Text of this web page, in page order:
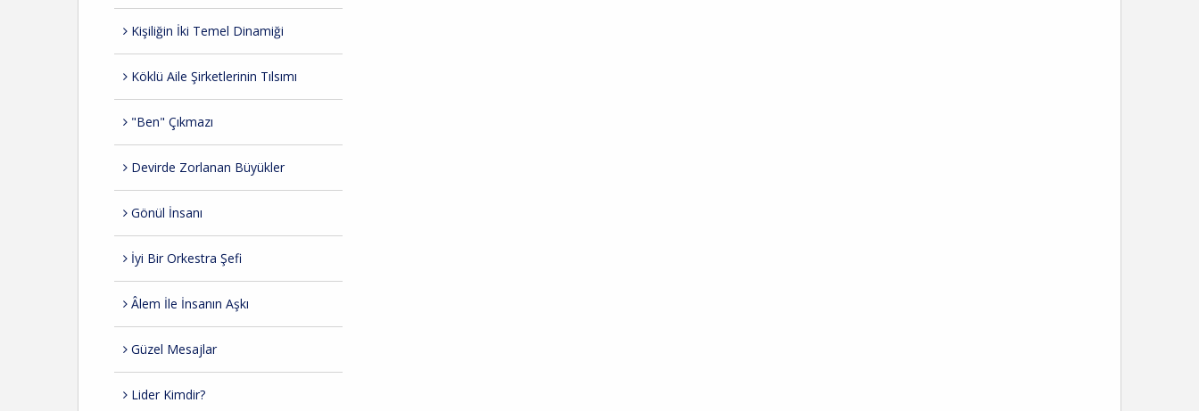
Kişiliğin İki Temel Dinamiği
Köklü Aile Şirketlerinin Tılsımı
"Ben" Çıkmazı
Devirde Zorlanan Büyükler
Gönül İnsanı
İyi Bir Orkestra Şefi
Âlem İle İnsanın Aşkı
Güzel Mesajlar
Lider Kimdir?